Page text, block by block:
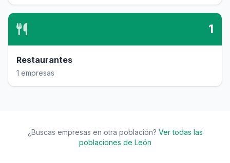
1
Restaurantes
1 empresas
¿Buscas empresas en otra población? Ver todas las
poblaciones de León